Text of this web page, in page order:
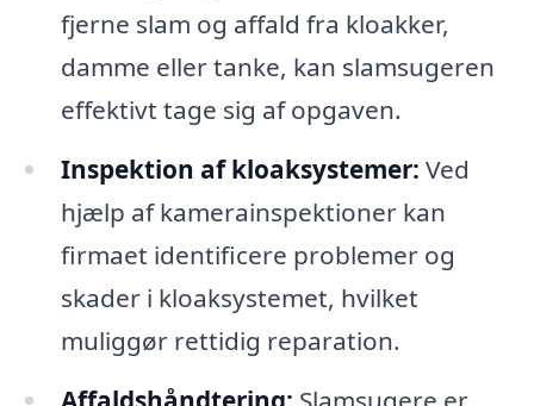
fjerne slam og affald fra kloakker,
damme eller tanke, kan slamsugeren
effektivt tage sig af opgaven.
Inspektion af kloaksystemer: Ved
hjælp af kamerainspektioner kan
firmaet identificere problemer og
skader i kloaksystemet, hvilket
muliggør rettidig reparation.